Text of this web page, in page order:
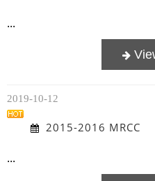
...
2019-10-12
2015-2016 MRCC
...